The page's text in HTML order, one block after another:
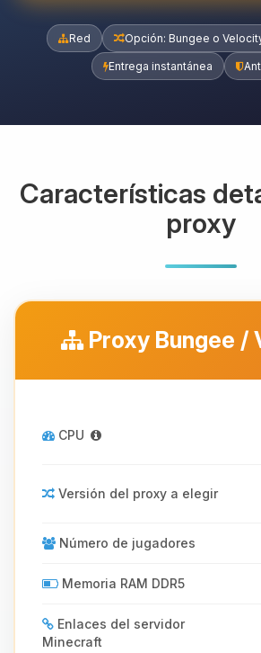
Red Opción: Bungee o
Entrega instantánea
Características
proxy
Proxy Bungee /
CPU
Versión del proxy a elegir
Número de jugadores
Memoria RAM DDR5
Enlaces del servidor
Minecraft